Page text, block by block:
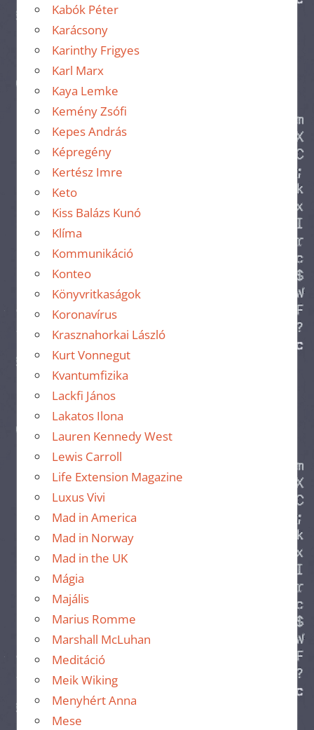
Kabók Péter
Karácsony
Karinthy Frigyes
Karl Marx
Kaya Lemke
Kemény Zsófi
Kepes András
Képregény
Kertész Imre
Keto
Kiss Balázs Kunó
Klíma
Kommunikáció
Konteo
Könyvritkaságok
Koronavírus
Krasznahorkai László
Kurt Vonnegut
Kvantumfizika
Lackfi János
Lakatos Ilona
Lauren Kennedy West
Lewis Carroll
Life Extension Magazine
Luxus Vivi
Mad in America
Mad in Norway
Mad in the UK
Mágia
Majális
Marius Romme
Marshall McLuhan
Meditáció
Meik Wiking
Menyhért Anna
Mese